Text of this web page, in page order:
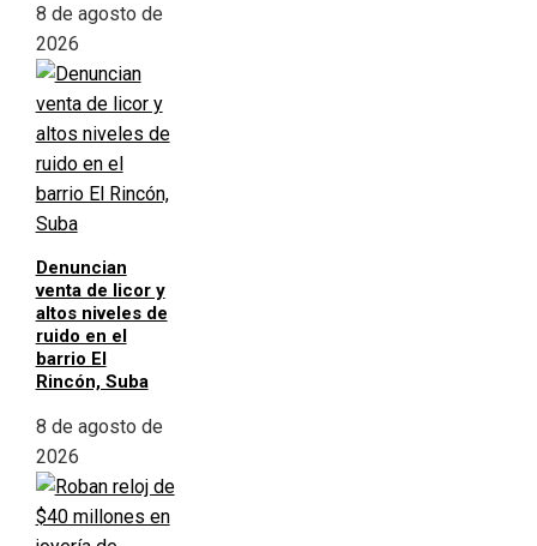
8 de agosto de
2026
Denuncian
venta de licor y
altos niveles de
ruido en el
barrio El
Rincón, Suba
8 de agosto de
2026